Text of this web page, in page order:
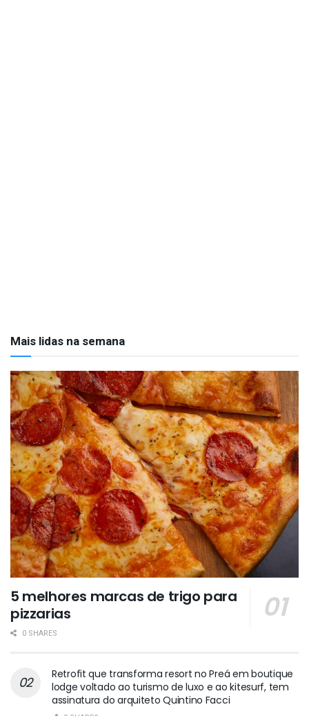
Mais lidas na semana
5 melhores marcas de trigo para
pizzarias
0 SHARES
Retrofit que transforma resort no Preá em boutique
lodge voltado ao turismo de luxo e ao kitesurf, tem
assinatura do arquiteto Quintino Facci